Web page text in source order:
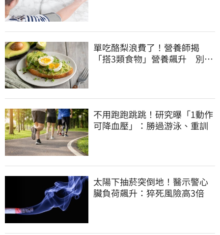
單吃酪梨浪費了！營養師揭
「搭3類食物」營養飆升 別再
不用跑跑跳跳！研究曝「1動作
可降血壓」：勝過游泳、重訓
太陽下抽菸突倒地！醫示警心
臟負荷飆升：猝死風險高3倍